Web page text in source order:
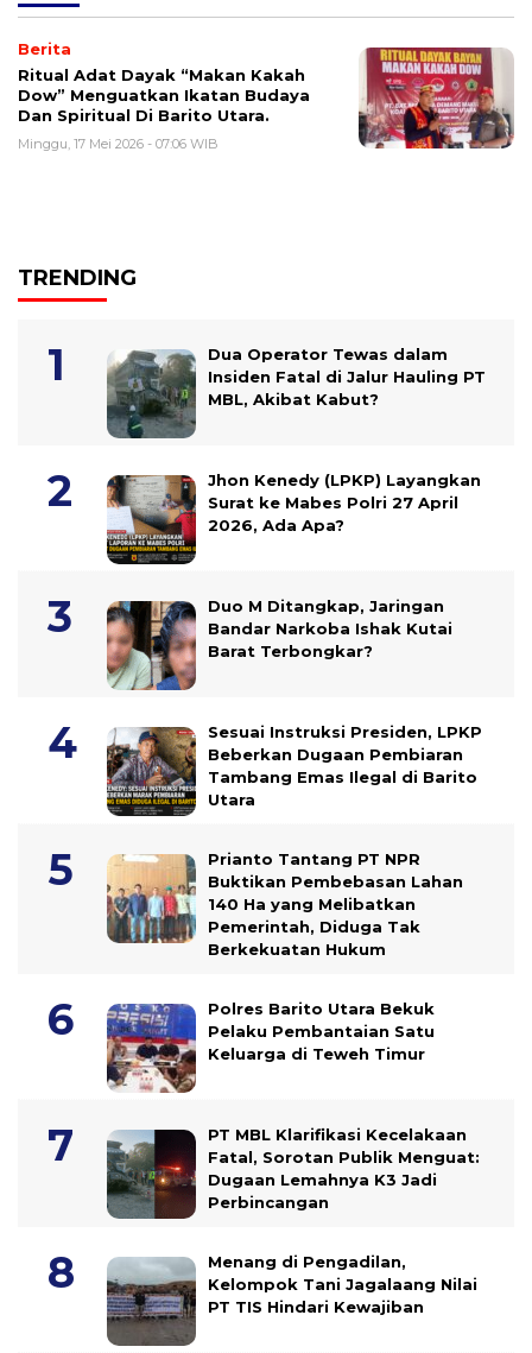
Berita
Ritual Adat Dayak “Makan Kakah
Dow” Menguatkan Ikatan Budaya
Dan Spiritual Di Barito Utara.
Minggu, 17 Mei 2026 - 07:06 WIB
TRENDING
Dua Operator Tewas dalam
Insiden Fatal di Jalur Hauling PT
MBL, Akibat Kabut?
Jhon Kenedy (LPKP) Layangkan
Surat ke Mabes Polri 27 April
2026, Ada Apa?
Duo M Ditangkap, Jaringan
Bandar Narkoba Ishak Kutai
Barat Terbongkar?
Sesuai Instruksi Presiden, LPKP
Beberkan Dugaan Pembiaran
Tambang Emas Ilegal di Barito
Utara
Prianto Tantang PT NPR
Buktikan Pembebasan Lahan
140 Ha yang Melibatkan
Pemerintah, Diduga Tak
Berkekuatan Hukum
Polres Barito Utara Bekuk
Pelaku Pembantaian Satu
Keluarga di Teweh Timur
PT MBL Klarifikasi Kecelakaan
Fatal, Sorotan Publik Menguat:
Dugaan Lemahnya K3 Jadi
Perbincangan
Menang di Pengadilan,
Kelompok Tani Jagalaang Nilai
PT TIS Hindari Kewajiban